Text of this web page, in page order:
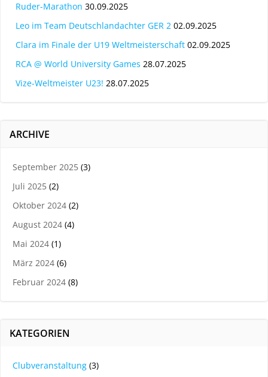
Ruder-Marathon 30.09.2025
Leo im Team Deutschlandachter GER 2 02.09.2025
Clara im Finale der U19 Weltmeisterschaft 02.09.2025
RCA @ World University Games 28.07.2025
Vize-Weltmeister U23! 28.07.2025
ARCHIVE
September 2025 (3)
Juli 2025 (2)
Oktober 2024 (2)
August 2024 (4)
Mai 2024 (1)
März 2024 (6)
Februar 2024 (8)
KATEGORIEN
Clubveranstaltung (3)